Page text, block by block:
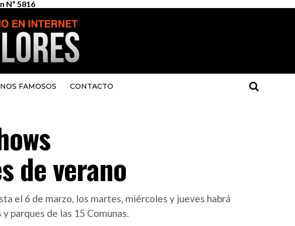
Nº 5816
FAMOSOS CONTACTO
de verano
el 6 de marzo, los martes, miércoles y jueves habrá
parques de las 15 Comunas.